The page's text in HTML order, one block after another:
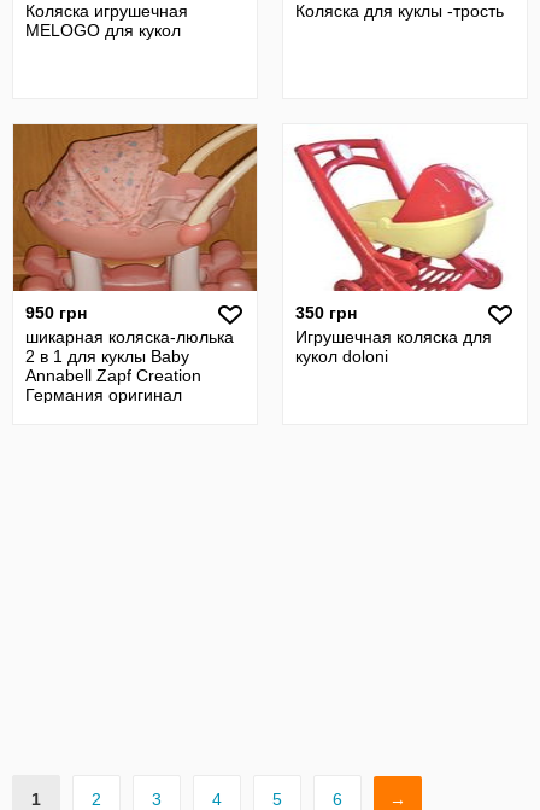
Коляска игрушечная
MELOGO для кукол
Коляска для куклы -трость
950 грн
шикарная коляска-люлька
2 в 1 для куклы Baby
Annabell Zapf Creation
Германия оригинал
350 грн
Игрушечная коляска для
кукол doloni
1 2 3 4 5 6 →